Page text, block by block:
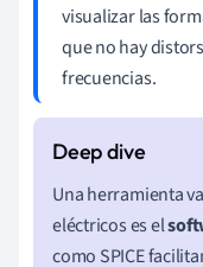
visualizar las
que no hay
frecuencias.
Una herramienta
eléctricos es el
como SPICE